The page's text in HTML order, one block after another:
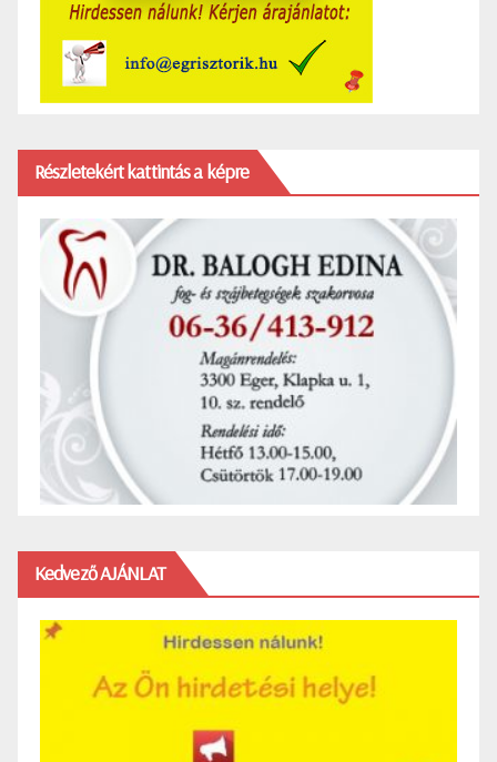
Részletekért kattintás a képre
Kedvező AJÁNLAT